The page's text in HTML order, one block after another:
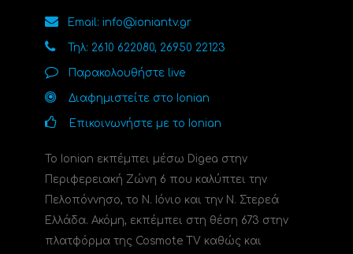
Email: info@ioniantv.gr
Τηλ: 2610 622080, 26950 22123
Παρακολουθήστε live
Διαφημιστείτε στο Ionian
Επικοινωνήστε με το Ionian
Το Ionian εκπέμπει μέσω Digea στην
Περιφερειακή Ζώνη 6 που καλύπτει την
Πελοπόννησο, το N. Ιόνιο και την Ν. Στερεά
Ελλάδα. Ακόμη, εκπέμπει στη θέση 673 στην
πλατφόρμα της Cosmote TV καθώς και